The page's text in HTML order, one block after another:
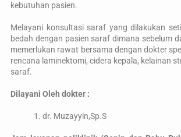
KESAN PELANGGAN
TANYA KAMI
kebutuhan pasien.
Melayani konsultasi saraf yang dilakukan
bedah dengan pasien saraf dimana sebelum
memerlukan rawat bersama dengan dokter
rencana laminektomi, cidera kepala, kelainan
saraf.
Dilayani Oleh dokter :
1. dr. Muzayyin,Sp.S